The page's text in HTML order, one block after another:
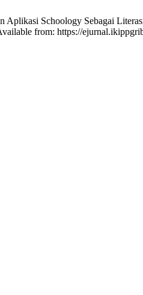
Schoology Sebagai
from: https://